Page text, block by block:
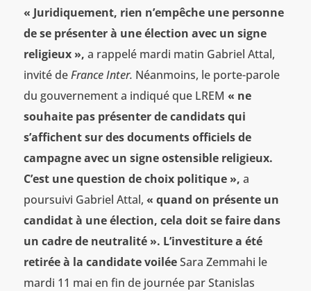
« Juridiquement, rien n’empêche une personne
de se présenter à une élection avec un signe
religieux», a rappelé mardi matin Gabriel Attal,
invité deFrance Inter. Néanmoins, le porte-parole
du gouvernement a indiqué que LREM « ne
souhaite pas présenter de candidats qui
s’affichent sur des documents officiels de
campagne avec un signe ostensible religieux.
C’est une question de choix politique », a
poursuivi Gabriel Attal, « quand on présente un
candidat à une élection, cela doit se faire dans
un cadre de neutralité». L’investiture a été
retirée à la candidate voiléeSara Zemmahi le
mardi 11 mai en fin de journée par Stanislas